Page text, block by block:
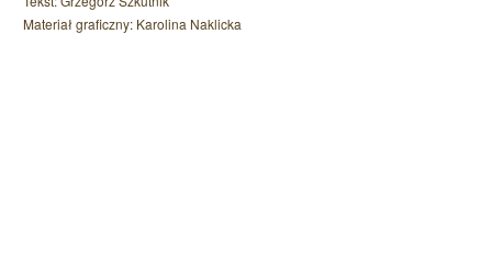
Materiał graficzny: Karolina Naklicka